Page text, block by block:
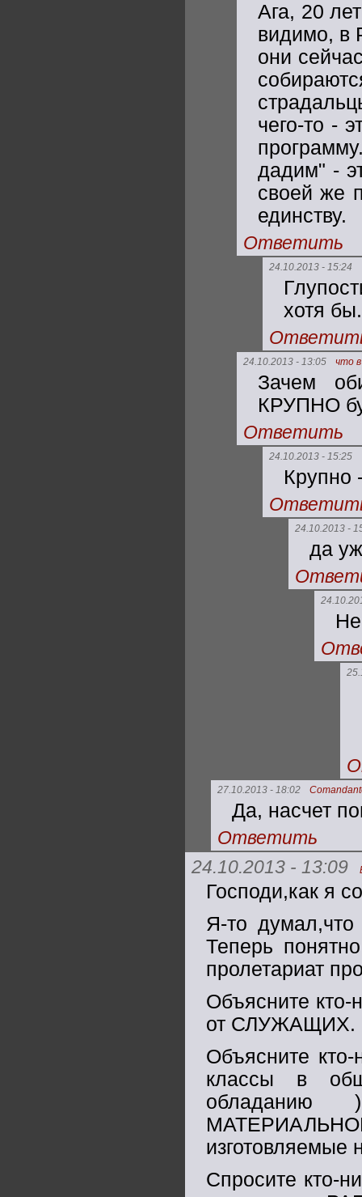
Ага, 20
видимо, в
они
чего-то -
дадим" -
своей же
единству.
Ответить
24.10.2013 - 15:24
хотя бы.
24.10.2013 - 13:05 что
Зачем
КРУПНО
Ответить
24.10.2013 - 15:25
Крупно
24.10.2013 -
да
27.10.2013 - 18:02
Да, насчет
Ответить
24.10.2013 - 13:09
Господи,как я
Я-то думал,что
Теперь
пролетариат
Объясните
от СЛУЖАЩИХ.
Объясните
классы в
Спросите кто-